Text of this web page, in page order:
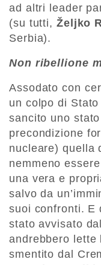
ad altri leader
(su tutti, Željko
Serbia).
Non ribellione
Assodato con
un colpo di
sancito uno
precondizione
nucleare) quella
nemmeno
una vera e
salvo da
suoi confronti. E
stato avvisato
andrebbero lette
smentito dal